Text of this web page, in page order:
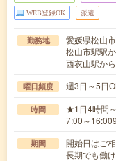
WEB登録OK 派遣
勤務地
愛媛県松山市
松山市駅駅
西衣山駅か
曜日頻度 週3日～5日
時間
★1日4時間
7:00～
期間
開始日はご
長期でも働け